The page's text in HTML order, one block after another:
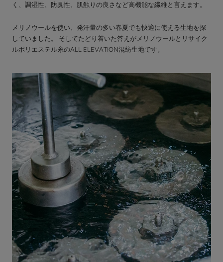
く、調湿性、防臭性、肌触りの良さなど高機能な繊維と言えます。
メリノウールを使い、発汗量の多い春夏でも快適に使える生地を探
していました。 そしてたどり着いた答えがメリノウールとリサイク
ルポリエステル糸のALL ELEVATION混紡生地です。